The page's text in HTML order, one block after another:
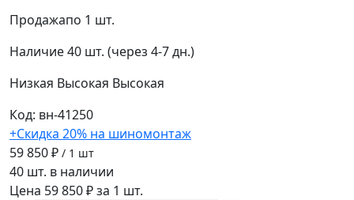
Продажапо 1 шт.
Наличие40 шт. (через 4-7 дн.)
Низкая Высокая Высокая
Код: вн-41250
+Скидка 20% на шиномонтаж
59 850 ₽ / 1 шт
40 шт. в наличии
Цена 59 850 ₽ за 1 шт.